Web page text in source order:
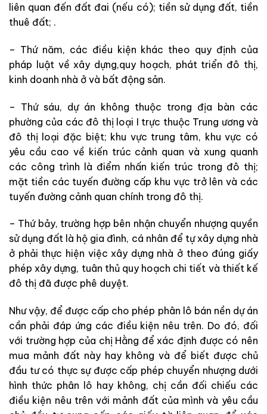
liên quan đến đất đai (nếu có); tiền sử dụng đất, tiền
thuê đất; .
– Thứ năm, các điều kiện khác theo quy định của
pháp luật về xây dựng,quy hoạch, phát triển đô thị,
kinh doanh nhà ở và bất động sản.
– Thứ sáu, dự án không thuộc trong địa bàn các
phường của các đô thị loại I trực thuộc Trung ương và
đô thị loại đặc biệt; khu vực trung tâm, khu vực có
yêu cầu cao về kiến trúc cảnh quan và xung quanh
các công trình là điểm nhấn kiến trúc trong đô thị;
mặt tiền các tuyến đường cấp khu vực trở lên và các
tuyến đường cảnh quan chính trong đô thị.
– Thứ bảy, trường hợp bên nhận chuyển nhượng quyền
sử dụng đất là hộ gia đình, cá nhân để tự xây dựng nhà
ở phải thực hiện việc xây dựng nhà ở theo đúng giấy
phép xây dựng, tuân thủ quy hoạch chi tiết và thiết kế
đô thị đã được phê duyệt.
Như vậy, để được cấp cho phép phân lô bán nền dự án
cần phải đáp ứng các điều kiện nêu trên. Do đó, đối
với trường hợp của chị Hằng để xác định được có nên
mua mảnh đất này hay không và để biết được chủ
đầu tư có thực sự được cấp phép chuyển nhượng dưới
hình thức phân lô hay không, chị cần đối chiếu các
điều kiện nêu trên với mảnh đất của mình và yêu cầu